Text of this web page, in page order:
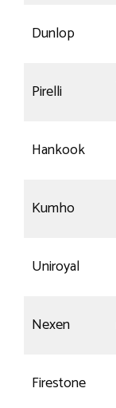
Dunlop
Pirelli
Hankook
Kumho
Uniroyal
Nexen
Firestone